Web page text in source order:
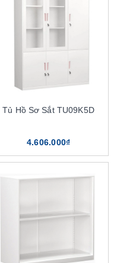
Tủ Hồ Sơ Sắt TU09K5D
4.606.000₫